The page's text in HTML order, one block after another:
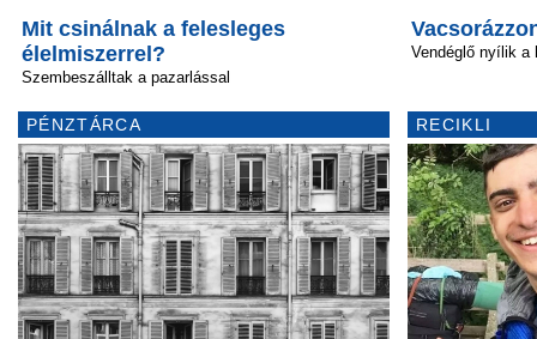
Mit csinálnak a felesleges
élelmiszerrel?
Szembeszálltak a pazarlással
PÉNZTÁRCA
Vendéglő nyílik a
RECIKLI